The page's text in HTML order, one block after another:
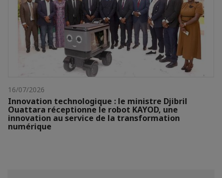
16/07/2026
Innovation technologique : le ministre Djibril
Ouattara réceptionne le robot KAYOD, une
innovation au service de la transformation
numérique